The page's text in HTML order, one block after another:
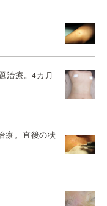
治療。4カ月
療。直後の状